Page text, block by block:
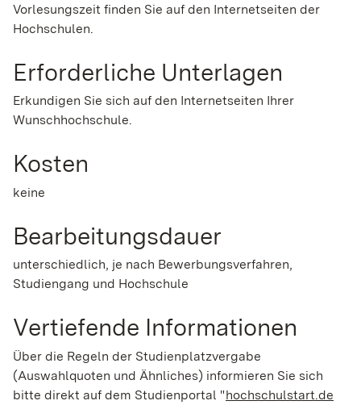
Vorlesungszeit finden Sie auf den Internetseiten der
Hochschulen.
Erforderliche Unterlagen
Erkundigen Sie sich auf den Internetseiten Ihrer
Wunschhochschule.
Kosten
keine
Bearbeitungsdauer
unterschiedlich, je nach Bewerbungsverfahren,
Studiengang und Hochschule
Vertiefende Informationen
Über die Regeln der Studienplatzvergabe
(Auswahlquoten und Ähnliches) informieren Sie sich
bitte direkt auf dem Studienportal "hochschulstart.de